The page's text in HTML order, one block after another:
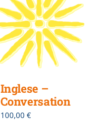
Inglese –
Conversation
100,00 €